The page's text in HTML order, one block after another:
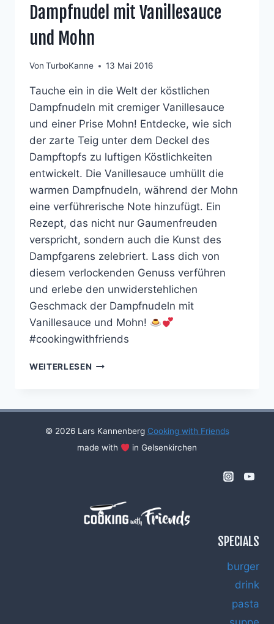
Dampfnudel mit Vanillesauce
und Mohn
Von TurboKanne 13 Mai 2016
Tauche ein in die Welt der köstlichen
Dampfnudeln mit cremiger Vanillesauce
und einer Prise Mohn! Entdecke, wie sich
der zarte Teig unter dem Deckel des
Dampftopfs zu luftigen Köstlichkeiten
entwickelt. Die Vanillesauce umhüllt die
warmen Dampfnudeln, während der Mohn
eine verführerische Note hinzufügt. Ein
Rezept, das nicht nur Gaumenfreuden
verspricht, sondern auch die Kunst des
Dampfgarens zelebriert. Lass dich von
diesem verlockenden Genuss verführen
und erlebe den unwiderstehlichen
Geschmack der Dampfnudeln mit
Vanillesauce und Mohn!
#cookingwithfriends
WEITERLESEN DAMPFNUDEL
MOHN
© 2026 Lars Kannenberg Cooking with Friends
made with
in Gelsenkirchen
SPECIALS
burger
drink
pasta